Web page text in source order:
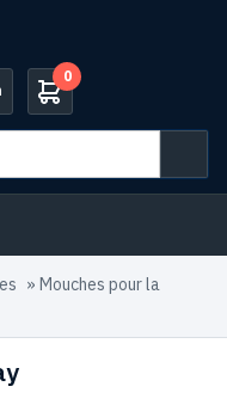
0
» Mouches pour la